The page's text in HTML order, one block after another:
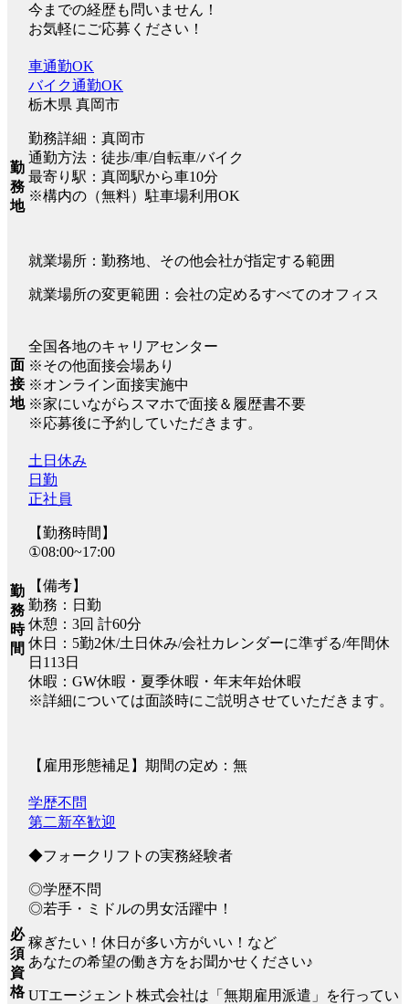
今までの経歴も問いません！
お気軽にご応募ください！
勤
務
地
車通勤OK
バイク通勤OK
栃木県 真岡市
勤務詳細：真岡市
通勤方法：徒歩/車/自転車/バイク
最寄り駅：真岡駅から車10分
※構内の（無料）駐車場利用OK
就業場所：勤務地、その他会社が指定する範囲
就業場所の変更範囲：会社の定めるすべてのオフィス
面
接
地
全国各地のキャリアセンター
※その他面接会場あり
※オンライン面接実施中
※家にいながらスマホで面接＆履歴書不要
※応募後に予約していただきます。
勤
務
時
間
土日休み
日勤
正社員
【勤務時間】
①08:00~17:00
【備考】
勤務：日勤
休憩：3回 計60分
休日：5勤2休/土日休み/会社カレンダーに準ずる/年間休
日113日
休暇：GW休暇・夏季休暇・年末年始休暇
※詳細については面談時にご説明させていただきます。
【雇用形態補足】期間の定め：無
必
須
資
格
学歴不問
第二新卒歓迎
◆フォークリフトの実務経験者
◎学歴不問
◎若手・ミドルの男女活躍中！
稼ぎたい！休日が多い方がいい！など
あなたの希望の働き方をお聞かせください♪
UTエージェント株式会社は「無期雇用派遣」を行ってい